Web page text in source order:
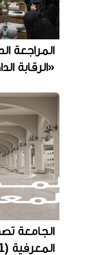
المراجعة
«الرقابة
الجامعة